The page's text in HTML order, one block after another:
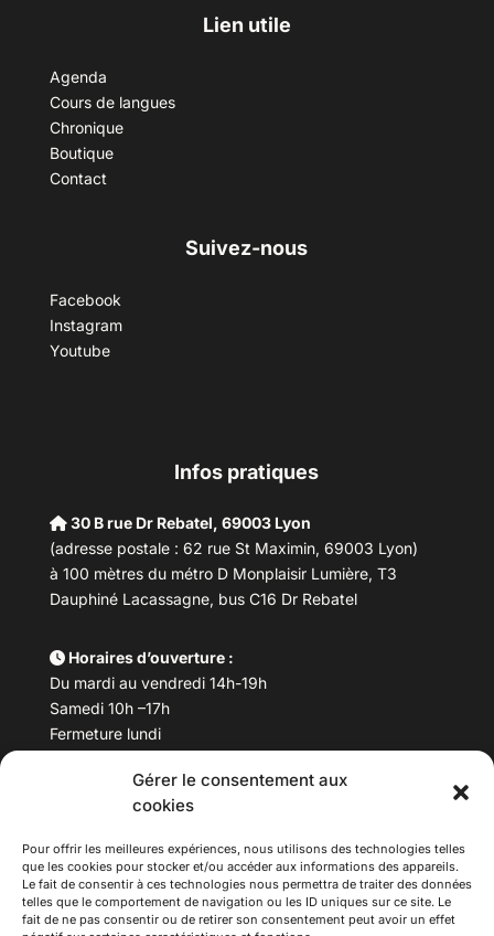
Gérer le consentement aux
cookies
Pour offrir les meilleures expériences, nous utilisons des technologies telles
que les cookies pour stocker et/ou accéder aux informations des appareils.
Le fait de consentir à ces technologies nous permettra de traiter des données
telles que le comportement de navigation ou les ID uniques sur ce site. Le
fait de ne pas consentir ou de retirer son consentement peut avoir un effet
Lien utile
Agenda
Cours de langues
Chronique
Boutique
Contact
Suivez-nous
Facebook
Instagram
Youtube
Infos pratiques
30 B rue Dr Rebatel, 69003 Lyon
(adresse postale : 62 rue St Maximin, 69003 Lyon)
à 100 mètres du métro D Monplaisir Lumière, T3
Dauphiné Lacassagne, bus C16 Dr Rebatel
Horaires d’ouverture :
Du mardi au vendredi 14h-19h
Samedi 10h –17h
Fermeture lundi
Téléphone : 04 78 53 06 40
maisondesculturesasiatiques@asiexpo.com